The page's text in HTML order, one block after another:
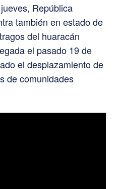
República
también en estado de
del huaracán
el pasado 19 de
el desplazamiento de
de comunidades